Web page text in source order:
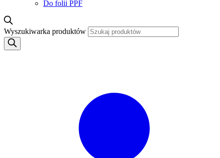
Do folii PPF
Wyszukiwarka produktów